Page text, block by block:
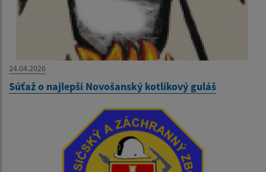
24.04.2026
Súťaž o najlepší Novošanský kotlíkový guláš